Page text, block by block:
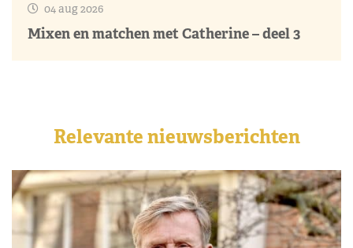
04 aug 2026
Mixen en matchen met Catherine – deel 3
Relevante nieuwsberichten